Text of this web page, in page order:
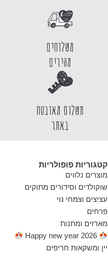
משלוחים
מהירים
תשלום מאובטח
באתר
קטגוריות פופולריות
מוצרים נלווים
שוקולדים וסידורים מתוקים
עציצים וצמחי נוי
פרחים
מארזים ומתנות
Happy new year 2026
יין ומשקאות חריפים